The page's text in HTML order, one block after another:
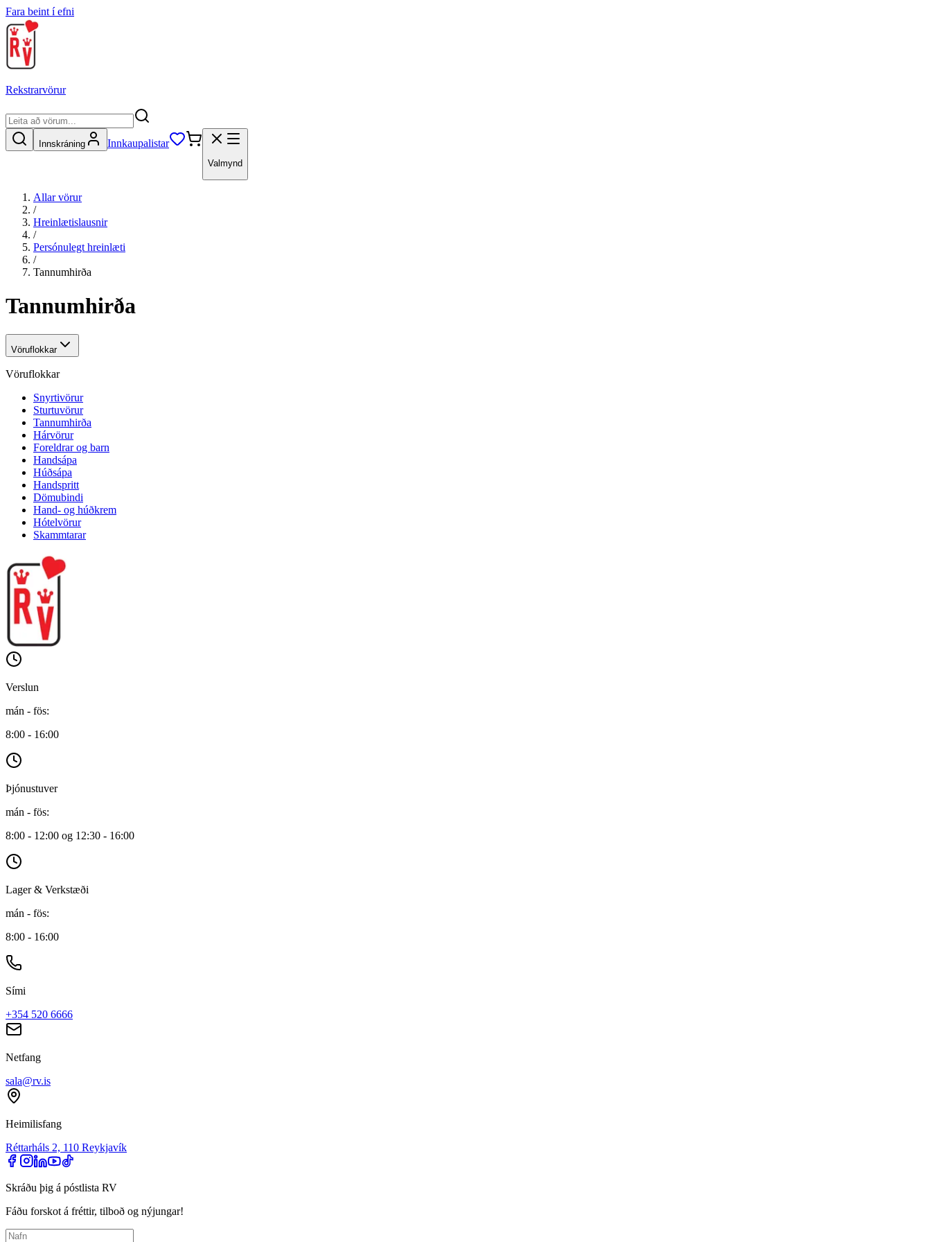
Fara beint í efni
Rekstrarvörur
Innskráning Innkaupalistar
Valmynd
Allar vörur
/
Hreinlætislausnir
/
Persónulegt hreinlæti
/
Tannumhirða
Tannumhirða
Vöruflokkar
Vöruflokkar
Snyrtivörur
Sturtuvörur
Tannumhirða
Hárvörur
Foreldrar og barn
Handsápa
Húðsápa
Handspritt
Dömubindi
Hand- og húðkrem
Hótelvörur
Skammtarar
Verslun
mán - fös:
8:00 - 16:00
Þjónustuver
mán - fös:
8:00 - 12:00 og 12:30 - 16:00
Lager & Verkstæði
mán - fös:
8:00 - 16:00
Sími
+354 520 6666
Netfang
sala@rv.is
Heimilisfang
Réttarháls 2, 110 Reykjavík
Skráðu þig á póstlista RV
Fáðu forskot á fréttir, tilboð og nýjungar!